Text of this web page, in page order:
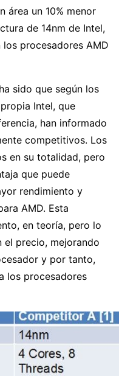
área un 10% menor
de 14nm de Intel,
procesadores AMD
sido que según los
Intel, que
han informado
competitivos. Los
en su totalidad, pero
que puede
rendimiento y
AMD. Esta
en teoría, pero lo
el precio, mejorando
y por tanto,
los procesadores